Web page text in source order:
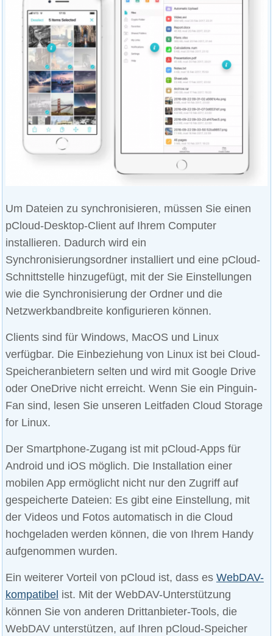
Um Dateien zu synchronisieren, müssen Sie einen
pCloud-Desktop-Client auf Ihrem Computer
installieren. Dadurch wird ein
Synchronisierungsordner installiert und eine pCloud-
Schnittstelle hinzugefügt, mit der Sie Einstellungen
wie die Synchronisierung der Ordner und die
Netzwerkbandbreite konfigurieren können.
Clients sind für Windows, MacOS und Linux
verfügbar. Die Einbeziehung von Linux ist bei Cloud-
Speicheranbietern selten und wird mit Google Drive
oder OneDrive nicht erreicht. Wenn Sie ein Pinguin-
Fan sind, lesen Sie unseren Leitfaden Cloud Storage
for Linux.
Der Smartphone-Zugang ist mit pCloud-Apps für
Android und iOS möglich. Die Installation einer
mobilen App ermöglicht nicht nur den Zugriff auf
gespeicherte Dateien: Es gibt eine Einstellung, mit
der Videos und Fotos automatisch in die Cloud
hochgeladen werden können, die von Ihrem Handy
aufgenommen wurden.
Ein weiterer Vorteil von pCloud ist, dass es WebDAV-
kompatibel ist. Mit der WebDAV-Unterstützung
können Sie von anderen Drittanbieter-Tools, die
WebDAV unterstützen, auf Ihren pCloud-Speicher